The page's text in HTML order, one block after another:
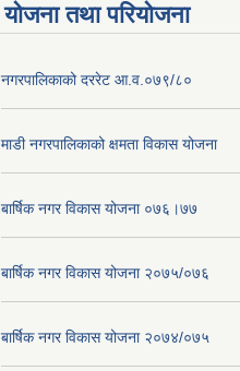
योजना तथा परियोजना
नगरपालिकाको दररेट आ.व.०७९/८०
माडी नगरपालिकाको क्षमता विकास योजना
बार्षिक नगर विकास योजना ०७६।७७
बार्षिक नगर विकास योजना २०७५/०७६
बार्षिक नगर विकास योजना २०७४/०७५